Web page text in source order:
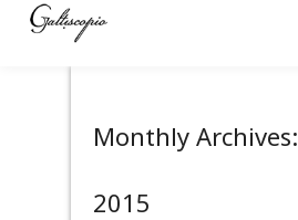
Monthly Archives:
2015